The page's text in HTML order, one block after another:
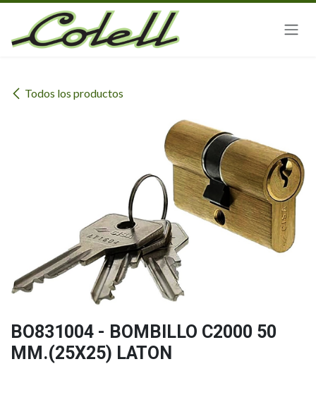
Ir al contenido
Todos los productos
BO831004 - BOMBILLO C2000 50
MM.(25X25) LATON